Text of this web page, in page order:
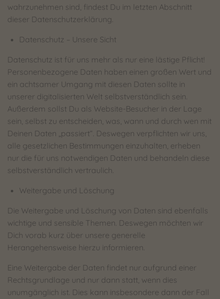
wahrzunehmen sind, findest Du im letzten Abschnitt
dieser Datenschutzerklärung.
Datenschutz – Unsere Sicht
Datenschutz ist für uns mehr als nur eine lästige Pflicht!
Personenbezogene Daten haben einen großen Wert und
ein achtsamer Umgang mit diesen Daten sollte in
unserer digitalisierten Welt selbstverständlich sein.
Außerdem sollst Du als Website-Besucher in der Lage
sein, selbst zu entscheiden, was, wann und durch wen mit
Deinen Daten „passiert“. Deswegen verpflichten wir uns,
alle gesetzlichen Bestimmungen einzuhalten, erheben
nur die für uns notwendigen Daten und behandeln diese
selbstverständlich vertraulich.
Weitergabe und Löschung
Die Weitergabe und Löschung von Daten sind ebenfalls
wichtige und sensible Themen. Deswegen möchten wir
Dich vorab kurz über unsere generelle
Herangehensweise hierzu informieren.
Eine Weitergabe der Daten findet nur aufgrund einer
Rechtsgrundlage und nur dann statt, wenn dies
unumgänglich ist. Dies kann insbesondere dann der Fall